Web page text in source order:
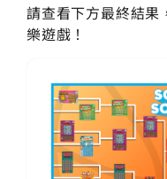
請查看下方最終結果
樂遊戲！